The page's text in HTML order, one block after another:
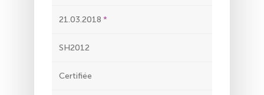
21.03.2018
SH2012
Certifiée